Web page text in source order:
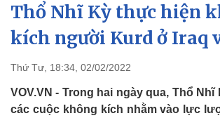
Chính trị
Đảng
Tổ chức nhân sự
Nhận diện sự thật
Xã hội
Tin 24h
Dự báo
Việc làm
Biển đảo
Thổ Nhĩ Kỳ thực hiện
kích người Kurd ở Iraq
Thứ Tư, 18:34, 02/02/2022
VOV.VN - Trong hai ngày qua, Thổ
các cuộc không kích nhằm vào lực